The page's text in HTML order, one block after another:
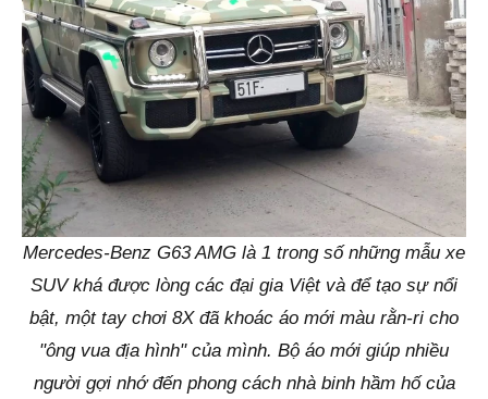
Mercedes-Benz G63 AMG là 1 trong số những mẫu xe
SUV khá được lòng các đại gia Việt và để tạo sự nổi
bật, một tay chơi 8X đã khoác áo mới màu rằn-ri cho
"ông vua địa hình" của mình. Bộ áo mới giúp nhiều
người gợi nhớ đến phong cách nhà binh hầm hố của